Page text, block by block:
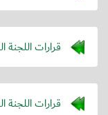
قرارات اللجنة
قرارات اللجنة